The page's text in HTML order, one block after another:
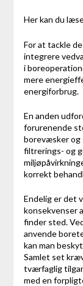
Her kan du
For at tackle
integrere
i
mere
energiforbrug.
En anden
forurenende
borevæsker og
filtrerings- og
korrekt
Endelig er det
konsekvenser
finder sted.
anvende
kan man
Samlet set
tværfaglig
med en